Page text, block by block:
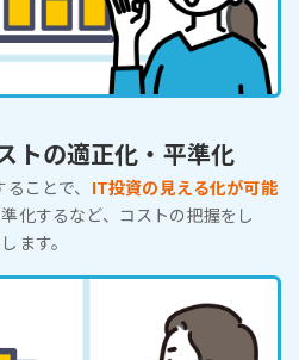
トの適正化・平準化
ことで、 IT投資の見える化が可能
化するなど、コストの把握をし
ます。